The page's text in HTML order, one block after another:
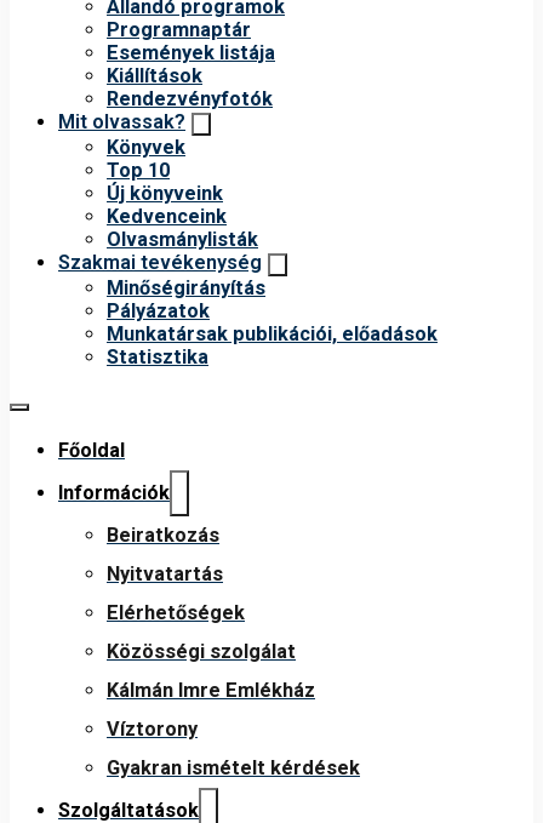
Állandó programok
Programnaptár
Események listája
Kiállítások
Rendezvényfotók
Mit olvassak?
Könyvek
Top 10
Új könyveink
Kedvenceink
Olvasmánylisták
Szakmai tevékenység
Minőségirányítás
Pályázatok
Munkatársak publikációi, előadások
Statisztika
Főoldal
Információk
Beiratkozás
Nyitvatartás
Elérhetőségek
Közösségi szolgálat
Kálmán Imre Emlékház
Víztorony
Gyakran ismételt kérdések
Szolgáltatások